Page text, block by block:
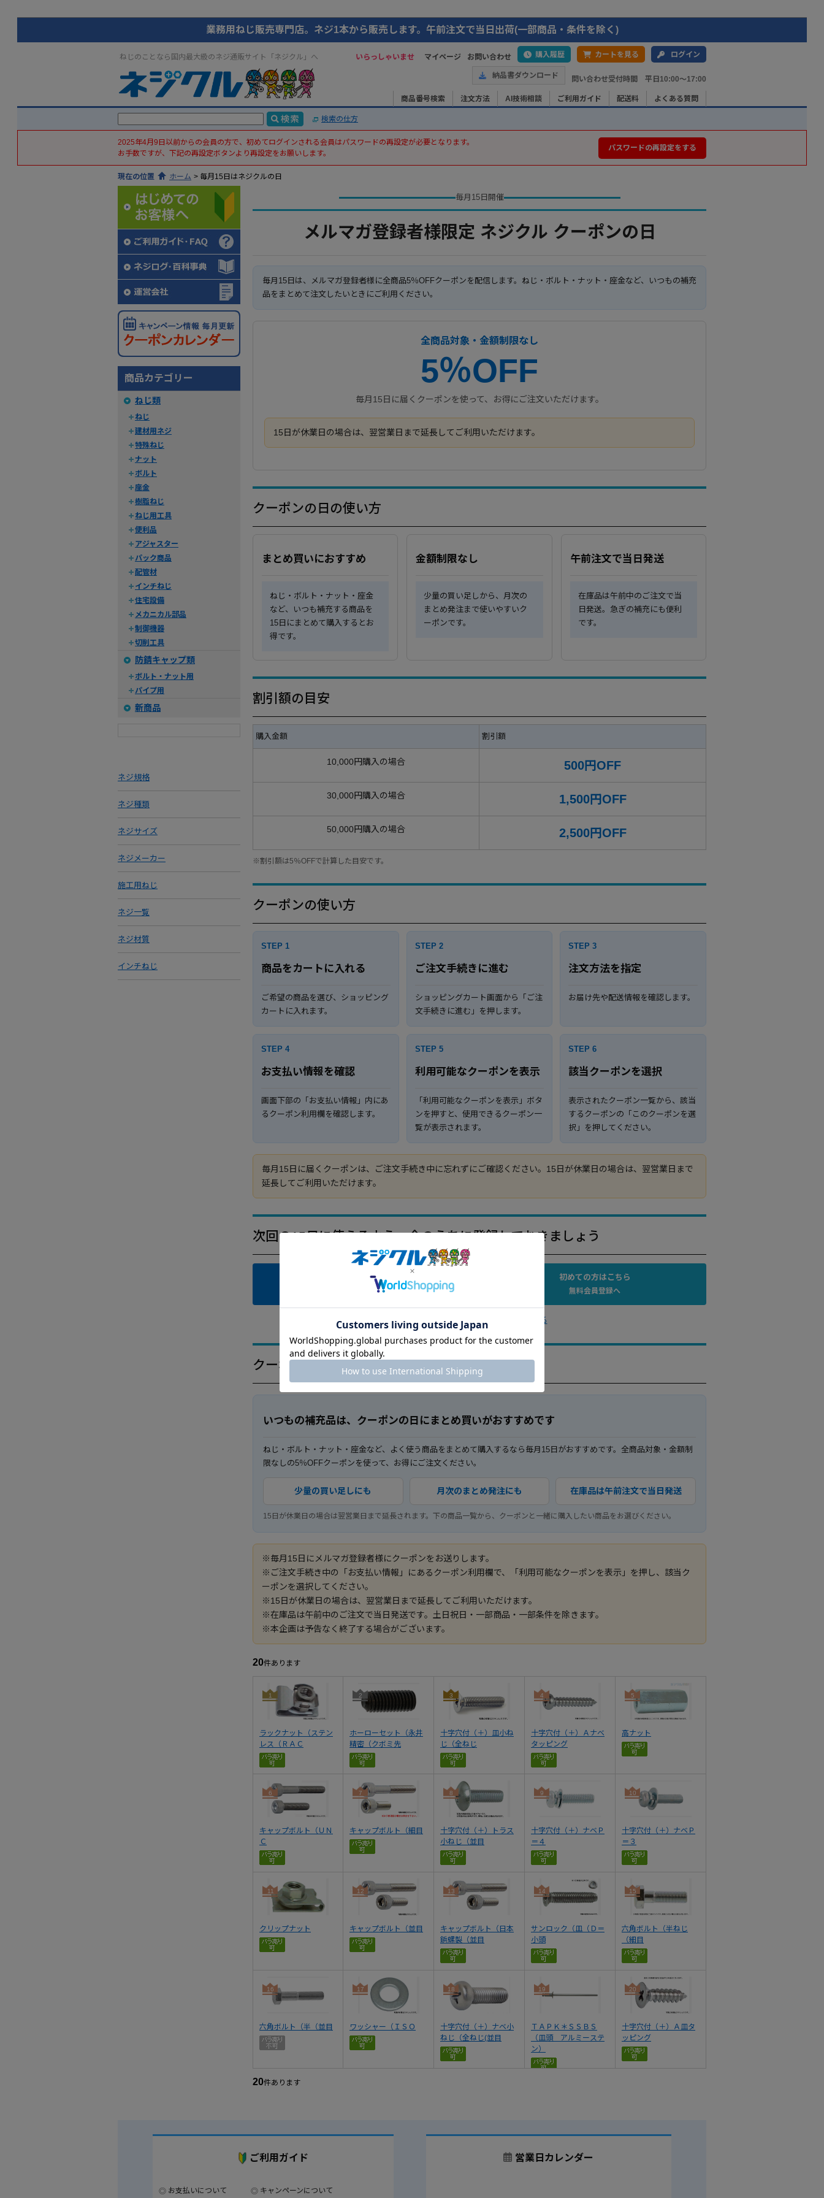
業務用ねじ販売専門店。ネジ1本から販売します。午前注文で当日出荷(一部商品・条件を除く)
ねじのことなら国内最大級のネジ通販サイト「ネジクル」へ いらっしゃいませ マイページ お問い合わせ 購入履歴 カートを見る ログイン
納品書ダウンロード 問い合わせ受付時間 平日10:00〜17:00
商品番号検索 注文方法 AI技術相談 ご利用ガイド 配送料 よくある質問
検索の仕方
2025年4月9日以前からの会員の方で、初めてログインされる会員はパスワードの再設定が必要となります。
お手数ですが、下記の再設定ボタンより再設定をお願いします。
パスワードの再設定をする
現在の位置 ホーム > 毎月15日はネジクルの日
商品カテゴリー
ねじ類
ねじ
建材用ネジ
特殊ねじ
ナット
ボルト
座金
樹脂ねじ
ねじ用工具
便利品
アジャスター
パック商品
配管材
インチねじ
住宅設備
メカニカル部品
制御機器
切削工具
防錆キャップ類
ボルト・ナット用
パイプ用
新商品
ネジ規格
ネジ種類
ネジサイズ
ネジメーカー
施工用ねじ
ネジ一覧
ネジ材質
インチねじ
毎月15日開催
メルマガ登録者様限定 ネジクル クーポンの日
毎月15日は、メルマガ登録者様に全商品5％OFFクーポンを配信します。ねじ・ボルト・ナット・座金など、いつもの補充
品をまとめて注文したいときにご利用ください。
全商品対象・金額制限なし
5％OFF
毎月15日に届くクーポンを使って、お得にご注文いただけます。
15日が休業日の場合は、翌営業日まで延長してご利用いただけます。
クーポンの日の使い方
まとめ買いにおすすめ
ねじ・ボルト・ナット・座金
など、いつも補充する商品を
15日にまとめて購入するとお
得です。
金額制限なし
少量の買い足しから、月次の
まとめ発注まで使いやすいク
ーポンです。
午前注文で当日発送
在庫品は午前中のご注文で当
日発送。急ぎの補充にも便利
です。
割引額の目安
購入金額 割引額
10,000円購入の場合 500円OFF
30,000円購入の場合 1,500円OFF
50,000円購入の場合 2,500円OFF
※割引額は5％OFFで計算した目安です。
クーポンの使い方
STEP 1
商品をカートに入れる
ご希望の商品を選び、ショッピング
カートに入れます。
STEP 2
ご注文手続きに進む
ショッピングカート画面から「ご注
文手続きに進む」を押します。
STEP 3
注文方法を指定
お届け先や配送情報を確認します。
STEP 4
お支払い情報を確認
画面下部の「お支払い情報」内にあ
るクーポン利用欄を確認します。
STEP 5
利用可能なクーポンを表示
「利用可能なクーポンを表示」ボタ
ンを押すと、使用できるクーポン一
覧が表示されます。
STEP 6
該当クーポンを選択
表示されたクーポン一覧から、該当
するクーポンの「このクーポンを選
択」を押してください。
毎月15日に届くクーポンは、ご注文手続き中に忘れずにご確認ください。15日が休業日の場合は、翌営業日まで
延長してご利用いただけます。
次回の15日に使えるよう、今のうちに登録しておきましょう
会員の方はこちら
メルマガ登録へ
初めての方はこちら
無料会員登録へ
ネジクルのクーポン情報をもっと見る
クーポン対象商品をチェック
いつもの補充品は、クーポンの日にまとめ買いがおすすめです
ねじ・ボルト・ナット・座金など、よく使う商品をまとめて購入するなら毎月15日がおすすめです。全商品対象・金額制
限なしの5％OFFクーポンを使って、お得にご注文ください。
少量の買い足しにも 月次のまとめ発注にも 在庫品は午前注文で当日発送
15日が休業日の場合は翌営業日まで延長されます。下の商品一覧から、クーポンと一緒に購入したい商品をお選びください。
※毎月15日にメルマガ登録者様にクーポンをお送りします。
※ご注文手続き中の「お支払い情報」にあるクーポン利用欄で、「利用可能なクーポンを表示」を押し、該当ク
ーポンを選択してください。
※15日が休業日の場合は、翌営業日まで延長してご利用いただけます。
※在庫品は午前中のご注文で当日発送です。土日祝日・一部商品・一部条件を除きます。
※本企画は予告なく終了する場合がございます。
20件あります
1
ラックナット（ステン
レス（ＲＡＣ
2
ホーローセット（永井
精密（クボミ先
3
十字穴付（＋）皿小ね
じ（全ねじ
4
十字穴付（＋）Ａナベ
タッピング
5
高ナット
6
キャップボルト（ＵＮ
Ｃ
7
キャップボルト（細目
8
十字穴付（＋）トラス
小ねじ（並目
9
十字穴付（＋）ナベＰ
＝４
10
十字穴付（＋）ナベＰ
＝３
11
クリップナット
12
キャップボルト（並目
13
キャップボルト（日本
鋲螺製（並目
14
サンロック（皿（Ｄ＝
小頭
15
六角ボルト（半ねじ
（細目
16
六角ボルト（半（並目
17
ワッシャー（ＩＳＯ
18
十字穴付（＋）ナベ小
ねじ（全ねじ(並目
19
ＴＡＰＫ＊ＳＳＢＳ
（皿頭 アルミーステ
ン）
20
十字穴付（＋）Ａ皿タ
ッピング
20件あります
ご利用ガイド
お支払いについて キャンペーンについて
営業日カレンダー